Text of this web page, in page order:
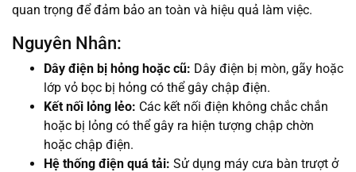
quan trọng để đảm bảo an toàn và hiệu quả làm việc.
Nguyên Nhân:
Dây điện bị hỏng hoặc cũ: Dây điện bị mòn, gãy hoặc
lớp vỏ bọc bị hỏng có thể gây chập điện.
Kết nối lỏng lẻo: Các kết nối điện không chắc chắn
hoặc bị lỏng có thể gây ra hiện tượng chập chờn
hoặc chập điện.
Hệ thống điện quá tải: Sử dụng máy cưa bàn trượt ở